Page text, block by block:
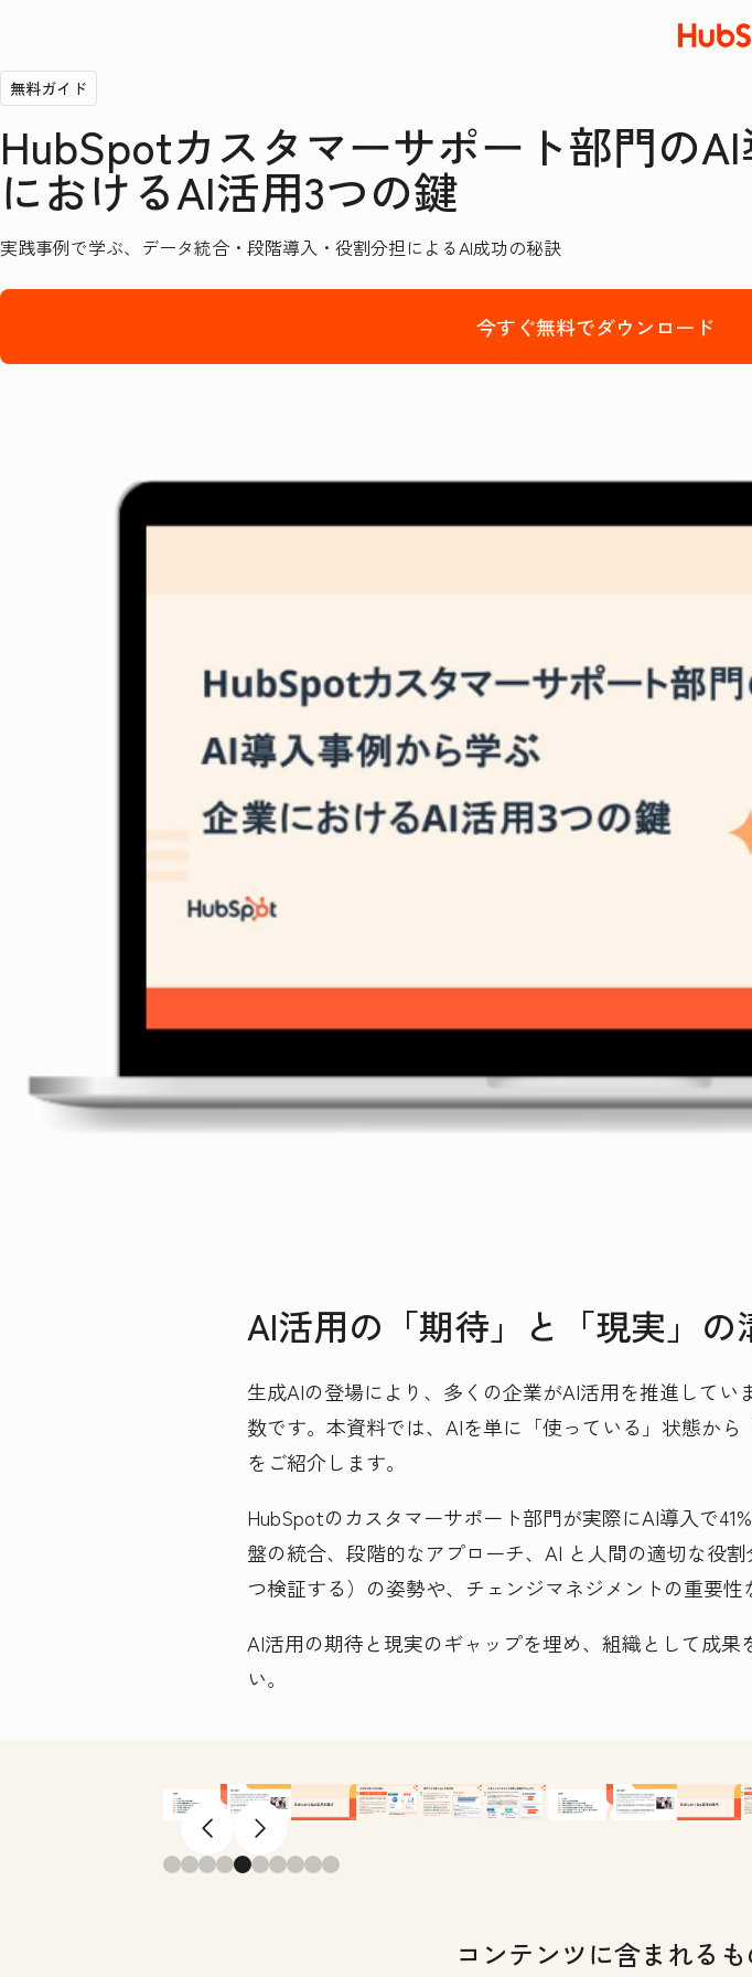
無料ガイド
HubSpotカスタマーサポート部門の
におけるAI活用3つの鍵
実践事例で学ぶ、データ統合・段階導入・役割分担によるAI成功の秘訣
今すぐ無料でダウンロード
AI活用の「期待」と「現実」
生成AIの登場により、多くの企業がAI活用を推進して
数です。本資料では、AIを単に「使っている」状態か
をご紹介します。
HubSpotのカスタマーサポート部門が実際にAI導入で
盤の統合、段階的なアプローチ、AI と人間の適切な役
つ検証する）の姿勢や、チェンジマネジメントの重要
AI活用の期待と現実のギャップを埋め、組織として成
い。
前へ 次へ
コンテンツに含まれるも